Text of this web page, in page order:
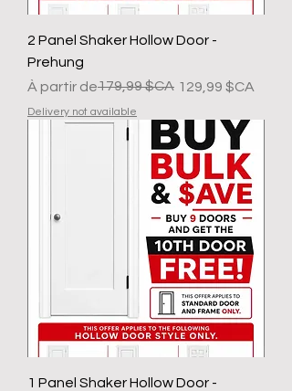
2 Panel Shaker Hollow Door -
Prehung
À partir de
Prix original179,99 $CA 129,99 $CA
Prix promotionnel
Delivery not available
1 Panel Shaker Hollow Door -